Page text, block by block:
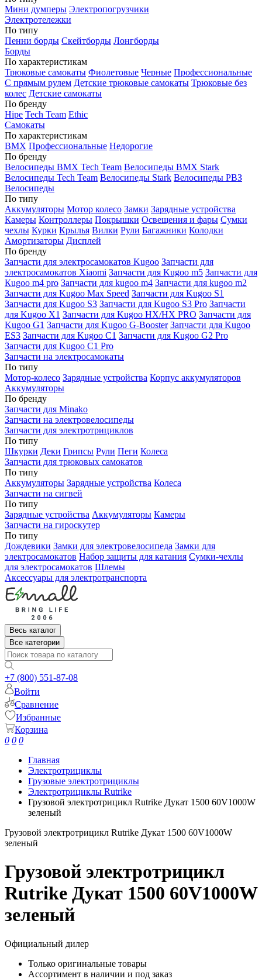
Мини думперы Электропогрузчики
Электротележки
По типу
Пенни борды Скейтборды Лонгборды
Борды
По характеристикам
Трюковые самокаты Фиолетовые Черные Профессиональные
С прямым рулем Детские трюковые самокаты Трюковые без
колес Детские самокаты
По бренду
Hipe Tech Team Ethic
Самокаты
По характеристикам
BMX Профессиональные Недорогие
По бренду
Велосипеды BMX Tech Team Велосипеды BMX Stark
Велосипеды Tech Team Велосипеды Stark Велосипеды РВЗ
Велосипеды
По типу
Аккумуляторы Мотор колесо Замки Зарядные устройства
Камеры Контроллеры Покрышки Освещения и фары Сумки
чехлы Курки Крылья Вилки Рули Багажники Колодки
Амортизаторы Дисплей
По бренду
Запчасти для электросамокатов Kugoo Запчасти для
электросамокатов Xiaomi Запчасти для Kugoo m5 Запчасти для
Кugoo m4 pro Запчасти для kugoo m4 Запчасти для kugoo m2
Запчасти для Kugoo Max Speed Запчасти для Kugoo S1
Запчасти для Kugoo S3 Запчасти для Kugoo S3 Pro Запчасти
для Kugoo X1 Запчасти для Kugoo HX/HX PRO Запчасти для
Kugoo G1 Запчасти для Kugoo G-Booster Запчасти для Kugoo
ES3 Запчасти для Kugoo C1 Запчасти для Kugoo G2 Pro
Запчасти для Kugoo C1 Pro
Запчасти на электросамокаты
По типу
Мотор-колесо Зарядные устройства Корпус аккумуляторов
Аккумуляторы
По бренду
Запчасти для Minako
Запчасти на электровелосипеды
Запчасти для электротрициклов
По типу
Шкурки Деки Грипсы Рули Пеги Колеса
Запчасти для трюковых самокатов
По типу
Аккумуляторы Зарядные устройства Колеса
Запчасти на сигвей
По типу
Зарядные устройства Аккумуляторы Камеры
Запчасти на гироскутер
По типу
Дождевики Замки для электровелосипеда Замки для
электросамокатов Набор защиты для катания Сумки-чехлы
для электросамокатов Шлемы
Аксессуары для электротранспорта
Весь каталог
Все категории
+7 (800) 551-87-08
Войти
Сравнение
Избранные
Корзина
0 0 0
Главная
Электротрициклы
Грузовые электротрициклы
Электротрициклы Rutrike
Грузовой электротрицикл Rutrike Дукат 1500 60V1000W
зеленый
Грузовой электротрицикл Rutrike Дукат 1500 60V1000W
зеленый
Грузовой электротрицикл
Rutrike Дукат 1500 60V1000W
зеленый
Официальный дилер
Только оригинальные товары
Ассортимент в наличии и под заказ